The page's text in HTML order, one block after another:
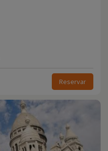
Reservar